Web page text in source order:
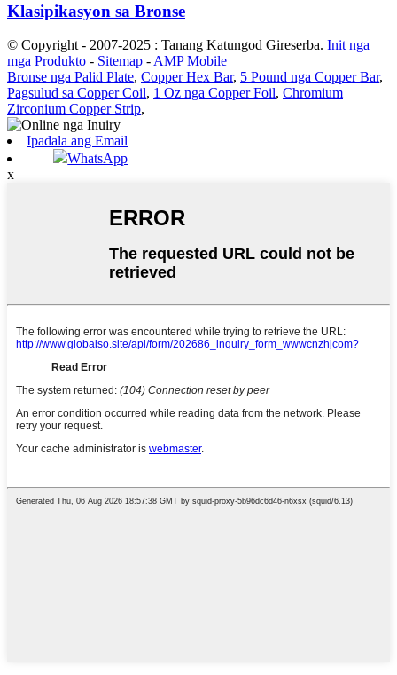
Klasipikasyon sa Bronse
© Copyright - 2007-2025 : Tanang Katungod Gireserba. Init nga
mga Produkto - Sitemap -AMP Mobile
Bronse nga Palid Plate, Copper Hex Bar, 5 Pound nga Copper Bar,
Pagsulud sa Copper Coil, 1 Oz nga Copper Foil, Chromium
Zirconium Copper Strip,
Ipadala ang Email
WhatsApp
x